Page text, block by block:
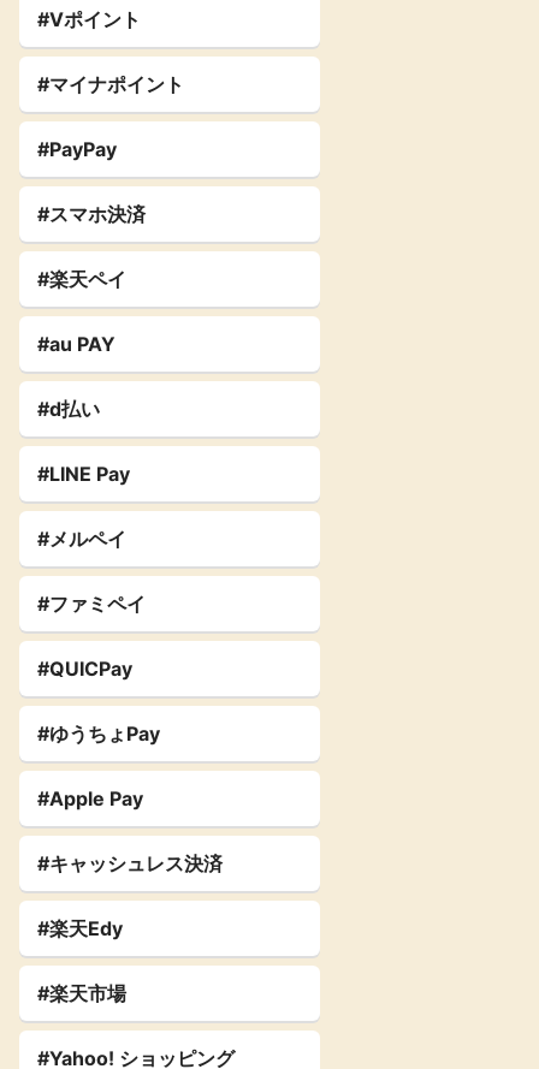
#Vポイント
#マイナポイント
#PayPay
#スマホ決済
#楽天ペイ
#au PAY
#d払い
#LINE Pay
#メルペイ
#ファミペイ
#QUICPay
#ゆうちょPay
#Apple Pay
#キャッシュレス決済
#楽天Edy
#楽天市場
#Yahoo! ショッピング